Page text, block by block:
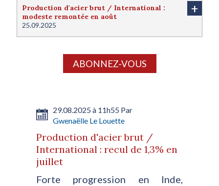
Production d'acier brut / International :
modeste remontée en août
25.09.2025
+
ABONNEZ-VOUS
29.08.2025 à 11h55 Par
Gwenaëlle Le Louette
Production d'acier brut /
International : recul de 1,3% en
juillet
Forte progression en Inde,